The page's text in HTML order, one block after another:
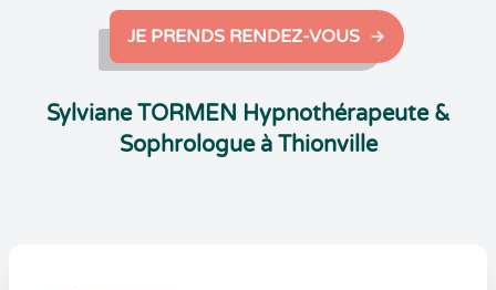
JE PRENDS RENDEZ-VOUS
Sylviane TORMEN Hypnothérapeute &
Sophrologue à Thionville